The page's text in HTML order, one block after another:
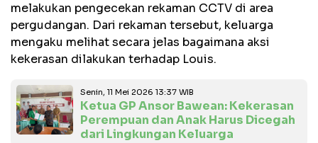
melakukan pengecekan rekaman CCTV di area
pergudangan. Dari rekaman tersebut, keluarga
mengaku melihat secara jelas bagaimana aksi
kekerasan dilakukan terhadap Louis.
Senin, 11 Mei 2026 13:37 WIB
Ketua GP Ansor Bawean: Kekerasan
Perempuan dan Anak Harus Dicegah
dari Lingkungan Keluarga